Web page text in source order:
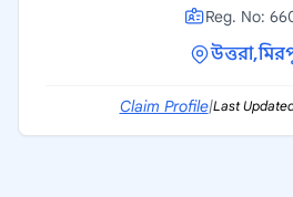
Reg. No:
উত্তরা,
Claim Profile|Last